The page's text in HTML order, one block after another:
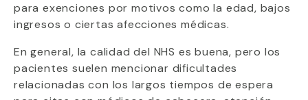
para exenciones por motivos como la edad, bajos
ingresos o ciertas afecciones médicas.
En general, la calidad del NHS es buena, pero los
pacientes suelen mencionar dificultades
relacionadas con los largos tiempos de espera